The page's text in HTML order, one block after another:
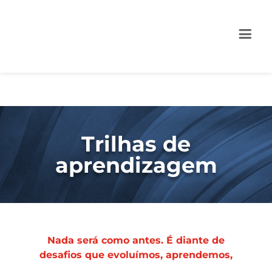
Trilhas de
aprendizagem
Nada será como antes. É diante de
desafios que evoluímos, aprendemos,